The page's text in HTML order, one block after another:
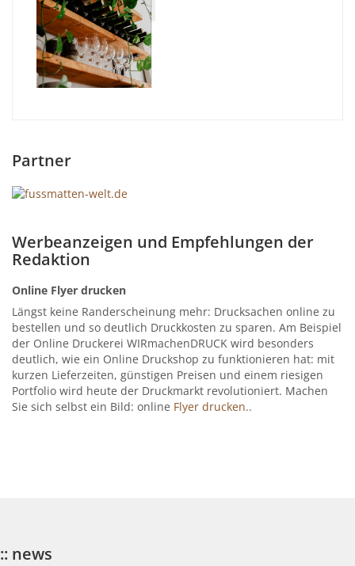
Partner
Werbeanzeigen und Empfehlungen der
Redaktion
Online Flyer drucken
Längst keine Randerscheinung mehr: Drucksachen online zu
bestellen und so deutlich Druckkosten zu sparen. Am Beispiel
der Online Druckerei WIRmachenDRUCK wird besonders
deutlich, wie ein Online Druckshop zu funktionieren hat: mit
kurzen Lieferzeiten, günstigen Preisen und einem riesigen
Portfolio wird heute der Druckmarkt revolutioniert. Machen
Sie sich selbst ein Bild: online Flyer drucken..
:: news